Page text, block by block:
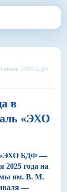
«ЭХО БДФ
в
«ЭХО
«ЭХО БДФ —
2025 года на
им. В. М.
—